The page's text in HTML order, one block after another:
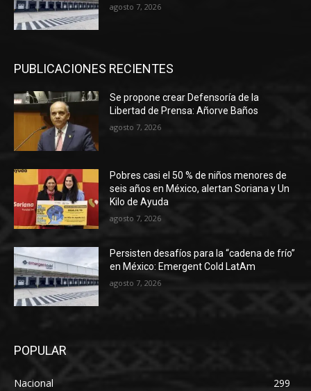
agosto 7, 2026
PUBLICACIONES RECIENTES
Se propone crear Defensoría de la
Libertad de Prensa: Añorve Baños
agosto 7, 2026
Pobres casi el 50 % de niños menores de
seis años en México, alertan Soriana y Un
Kilo de Ayuda
agosto 7, 2026
Persisten desafíos para la “cadena de frío”
en México: Emergent Cold LatAm
agosto 7, 2026
POPULAR
Nacional
299